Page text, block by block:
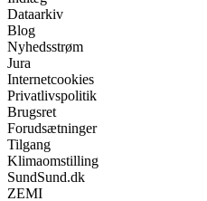
Dataarkiv
Blog
Nyhedsstrøm
Jura
Internetcookies
Privatlivspolitik
Brugsret
Forudsætninger
Tilgang
Klimaomstilling
SundSund.dk
ZEMI